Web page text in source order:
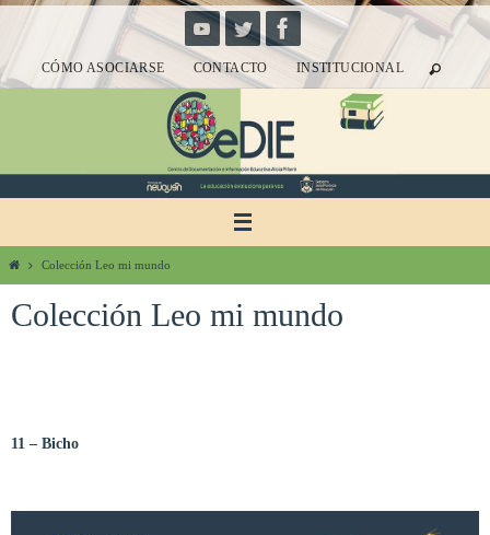
contenidoCÓMO ASOCIARSE CONTACTO INSTITUCIONAL
InicioColección Leo mi mundo
Colección Leo mi mundo
11 – Bicho